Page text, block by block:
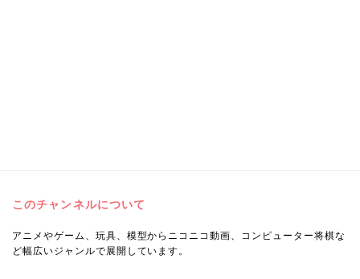
このチャンネルについて
アニメやゲーム、玩具、模型からニコニコ動画、コンピューター将棋な
ど幅広いジャンルで展開しています。